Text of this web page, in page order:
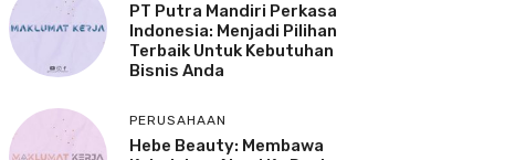
PT Putra Mandiri Perkasa
Indonesia: Menjadi Pilihan
Terbaik Untuk Kebutuhan
Bisnis Anda
PERUSAHAAN
Hebe Beauty: Membawa